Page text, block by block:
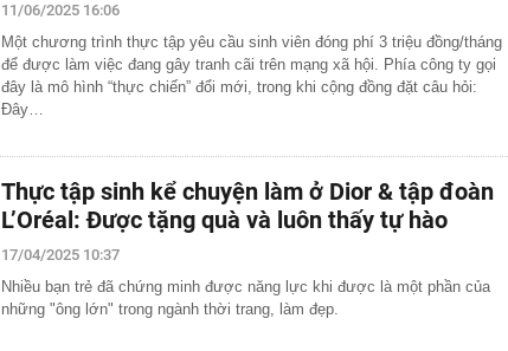
11/06/2025 16:06
Một chương trình thực tập yêu cầu sinh viên đóng phí 3 triệu đồng/tháng
để được làm việc đang gây tranh cãi trên mạng xã hội. Phía công ty gọi
đây là mô hình “thực chiến” đổi mới, trong khi cộng đồng đặt câu hỏi:
Đây…
Thực tập sinh kể chuyện làm ở Dior & tập đoàn
L’Oréal: Được tặng quà và luôn thấy tự hào
17/04/2025 10:37
Nhiều bạn trẻ đã chứng minh được năng lực khi được là một phần của
những "ông lớn" trong ngành thời trang, làm đẹp.